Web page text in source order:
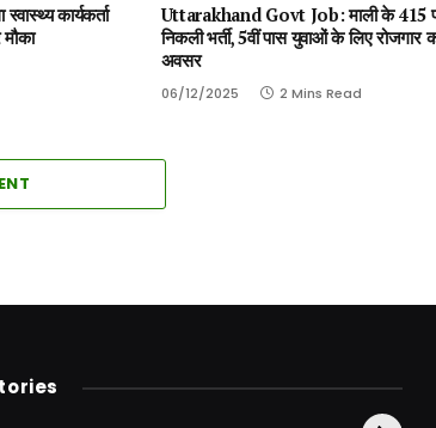
कार्यकर्ता
Uttarakhand Govt Job: माली के 415
निकली भर्ती, 5वीं पास युवाओं के लिए रोजगार
अवसर
06/12/2025 2 Mins Read
से पहले होती है
उत्तराखंड की एक ऐसी